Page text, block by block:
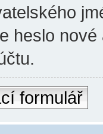
heslo
formulář